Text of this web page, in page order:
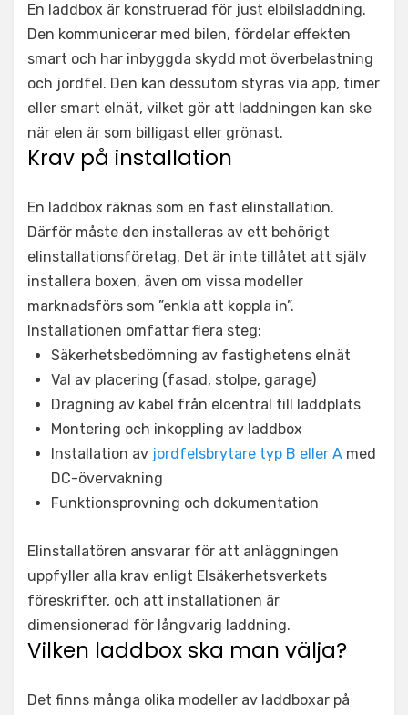
En laddbox är konstruerad för just elbilsladdning.
Den kommunicerar med bilen, fördelar effekten
smart och har inbyggda skydd mot överbelastning
och jordfel. Den kan dessutom styras via app, timer
eller smart elnät, vilket gör att laddningen kan ske
när elen är som billigast eller grönast.
Krav på installation
En laddbox räknas som en fast elinstallation.
Därför måste den installeras av ett behörigt
elinstallationsföretag. Det är inte tillåtet att själv
installera boxen, även om vissa modeller
marknadsförs som ”enkla att koppla in”.
Installationen omfattar flera steg:
Säkerhetsbedömning av fastighetens elnät
Val av placering (fasad, stolpe, garage)
Dragning av kabel från elcentral till laddplats
Montering och inkoppling av laddbox
Installation av jordfelsbrytare typ B eller A med
DC-övervakning
Funktionsprovning och dokumentation
Elinstallatören ansvarar för att anläggningen
uppfyller alla krav enligt Elsäkerhetsverkets
föreskrifter, och att installationen är
dimensionerad för långvarig laddning.
Vilken laddbox ska man välja?
Det finns många olika modeller av laddboxar på